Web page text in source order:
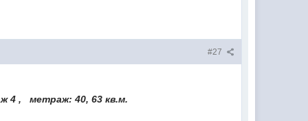
#27
4 , метраж: 40, 63 кв.м.